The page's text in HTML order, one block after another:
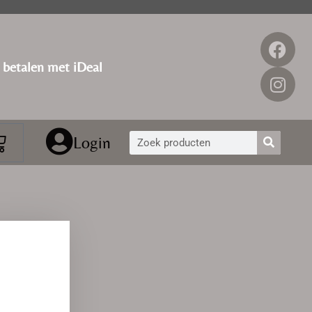
met iDeal
Login